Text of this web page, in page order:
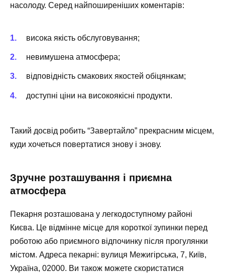
насолоду. Серед найпоширеніших коментарів:
висока якість обслуговування;
невимушена атмосфера;
відповідність смакових якостей обіцянкам;
доступні ціни на високоякісні продукти.
Такий досвід робить “Завертайло” прекрасним місцем,
куди хочеться повертатися знову і знову.
Зручне розташування і приємна
атмосфера
Пекарня розташована у легкодоступному районі
Києва. Це відмінне місце для короткої зупинки перед
роботою або приємного відпочинку після прогулянки
містом. Адреса пекарні: вулиця Межигірська, 7, Київ,
Україна, 02000. Ви також можете скористатися